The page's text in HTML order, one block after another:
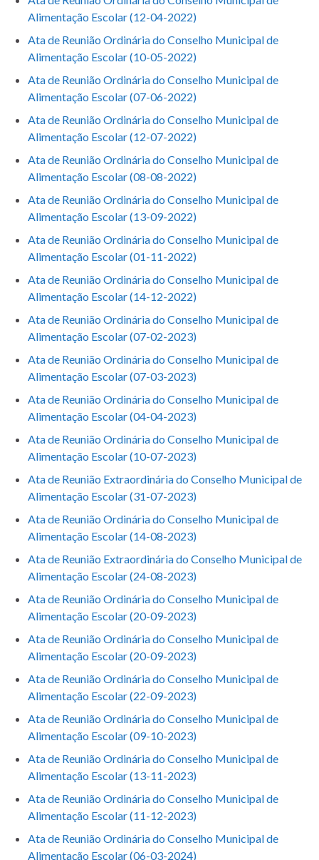
Alimentação Escolar (12-04-2022)
Ata de Reunião Ordinária do Conselho Municipal de
Alimentação Escolar (10-05-2022)
Ata de Reunião Ordinária do Conselho Municipal de
Alimentação Escolar (07-06-2022)
Ata de Reunião Ordinária do Conselho Municipal de
Alimentação Escolar (12-07-2022)
Ata de Reunião Ordinária do Conselho Municipal de
Alimentação Escolar (08-08-2022)
Ata de Reunião Ordinária do Conselho Municipal de
Alimentação Escolar (13-09-2022)
Ata de Reunião Ordinária do Conselho Municipal de
Alimentação Escolar (01-11-2022)
Ata de Reunião Ordinária do Conselho Municipal de
Alimentação Escolar (14-12-2022)
Ata de Reunião Ordinária do Conselho Municipal de
Alimentação Escolar (07-02-2023)
Ata de Reunião Ordinária do Conselho Municipal de
Alimentação Escolar (07-03-2023)
Ata de Reunião Ordinária do Conselho Municipal de
Alimentação Escolar (04-04-2023)
Ata de Reunião Ordinária do Conselho Municipal de
Alimentação Escolar (10-07-2023)
Ata de Reunião Extraordinária do Conselho Municipal de
Alimentação Escolar (31-07-2023)
Ata de Reunião Ordinária do Conselho Municipal de
Alimentação Escolar (14-08-2023)
Ata de Reunião Extraordinária do Conselho Municipal de
Alimentação Escolar (24-08-2023)
Ata de Reunião Ordinária do Conselho Municipal de
Alimentação Escolar (20-09-2023)
Ata de Reunião Ordinária do Conselho Municipal de
Alimentação Escolar (20-09-2023)
Ata de Reunião Ordinária do Conselho Municipal de
Alimentação Escolar (22-09-2023)
Ata de Reunião Ordinária do Conselho Municipal de
Alimentação Escolar (09-10-2023)
Ata de Reunião Ordinária do Conselho Municipal de
Alimentação Escolar (13-11-2023)
Ata de Reunião Ordinária do Conselho Municipal de
Alimentação Escolar (11-12-2023)
Ata de Reunião Ordinária do Conselho Municipal de
Alimentação Escolar (06-03-2024)